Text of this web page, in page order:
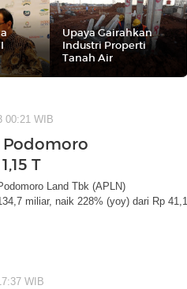
Upaya Gairahkan
Industri Properti
Tanah Air
00:21 WIB
Podomoro
T
Land Tbk (APLN)
miliar, naik 228% (yoy) dari Rp 41,1
WIB